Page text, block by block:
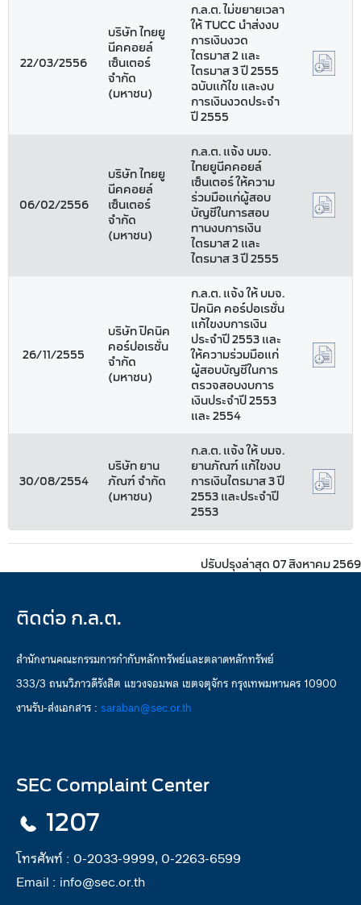
22/03/2556
บริษัท ไทยยู
นีคคอยล์
เซ็นเตอร์
จำกัด
(มหาชน)
ก.ล.ต. ไม่ขยายเวลา
ให้ TUCC นำส่งงบ
การเงินงวด
ไตรมาส 2 และ
ไตรมาส 3 ปี 2555
ฉบับแก้ไข และงบ
การเงินงวดประจำ
ปี 2555
06/02/2556
บริษัท ไทยยู
นีคคอยล์
เซ็นเตอร์
จำกัด
(มหาชน)
ก.ล.ต. แจ้ง บมจ.
ไทยยูนีคคอยล์
เซ็นเตอร์ ให้ความ
ร่วมมือแก่ผู้สอบ
บัญชีในการสอบ
ทานงบการเงิน
ไตรมาส 2 และ
ไตรมาส 3 ปี 2555
26/11/2555
บริษัท ปิคนิค
คอร์ปอเรชั่น
จำกัด
(มหาชน)
ก.ล.ต. แจ้ง ให้ บมจ.
ปิคนิค คอร์ปอเรชั่น
แก้ไขงบการเงิน
ประจำปี 2553 และ
ให้ความร่วมมือแก่
ผู้สอบบัญชีในการ
ตรวจสอบงบการ
เงินประจำปี 2553
และ 2554
30/08/2554
บริษัท ยาน
ภัณฑ์ จำกัด
(มหาชน)
ก.ล.ต. แจ้ง ให้ บมจ.
ยานภัณฑ์ แก้ไขงบ
การเงินไตรมาส 3 ปี
2553 และประจำปี
2553
ปรับปรุงล่าสุด 07 สิงหาคม 2569
ติดต่อ ก.ล.ต.
สำนักงานคณะกรรมการกำกับหลักทรัพย์และตลาดหลักทรัพย์
333/3 ถนนวิภาวดีรังสิต แขวงจอมพล เขตจตุจักร กรุงเทพมหานคร 10900
งานรับ-ส่งเอกสาร : saraban@sec.or.th
SEC Complaint Center
1207
โทรศัพท์ : 0-2033-9999, 0-2263-6599
Email : info@sec.or.th